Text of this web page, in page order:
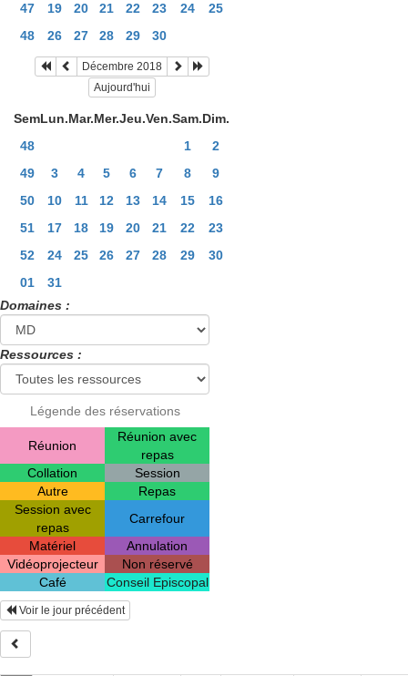
47
19 20 21 22 23 24
25
48
26 27 28 29 30
Décembre 2018
Aujourd'hui
SemLun.Mar.Mer.Jeu.Ven.Sam.Dim.
48
1
2
49
3 4 5 6 7 8
9
50
10 11 12 13 14 15
16
51
17 18 19 20 21 22
23
52
24 25 26 27 28 29
30
01
31
Domaines :
Ressources :
Légende des réservations
Réunion
Réunion avec
repas
Collation
Session
Autre
Repas
Session avec
repas
Carrefour
Matériel
Annulation
Vidéoprojecteur
Non réservé
Café
Conseil Episcopal
Voir le jour précédent